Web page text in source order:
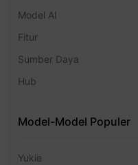
Model AI
Fitur
Sumber Daya
Hub
Model-Model Populer
Yukie